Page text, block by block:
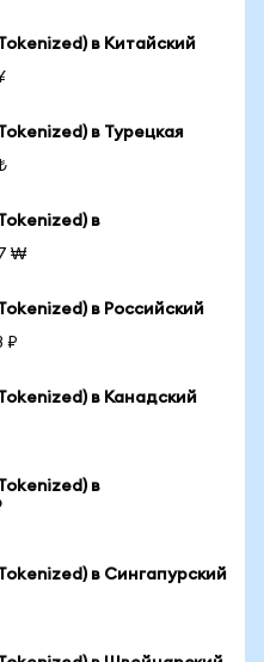
в Китайский
в Турецкая
в
₩
в Российский
₽
в Канадский
в
в Сингапурский